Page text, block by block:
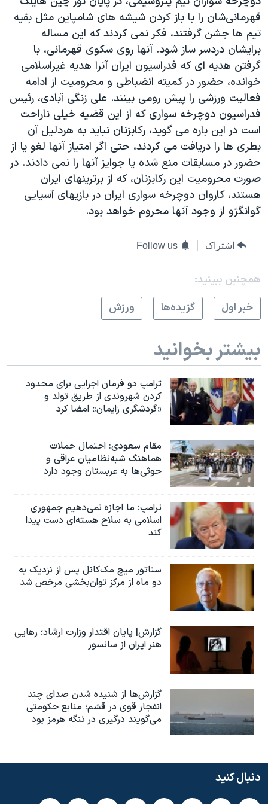
فرهنگ و زندگی
حقوق شهروندی
اقتصادی
علم و فناوری
اسرائیل در جنگ
گالری عکس
آرشیو پخش زنده
مستندها
انتخابات ریاست جمهوری آمریکا ۲۰۲۴
حمله جمهوری اسلامی به اسرائیل
رمز مهسا
ورزش زنان در ایران
اعتراضات زن، زندگی، آزادی
مجموعه مستندهای دادخواهی
تریبونال مردمی آبان ۹۸
دادگاه حمید نوری
چهل سال گروگان‌گیری
اعتراضات مردمی آبان ۹۸
همایش محافظه‌کاران آمریکا «سی‌پک»
سفر پرزیدنت ترامپ به چین
دنبال کنید
زبانهای مختلف
قهرمانی‌شان را با باز کردن شیشه های شامپاین مثل بقیه
تیم ها جشن گرفتند، فکر نمی کردند که این مساله
برایشان دردسر ساز شود. آنها روی سکوی قهرمانی، با
گرفتن هدیه ای که فدراسیون ایران آنرا هدیه غیراسلامی
خوانده، حضور در کمیته انضباطی و محرومیت از ادامه
فعالیت ورزشی را پیش رومی بینند. علی زنگی آبادی، رئیس
فدراسیون دوچرخه سواری که از این قضیه خیلی ناراحت
است در این باره می گوید، رکابزنان نباید به هردلیل آن
بطری ها را دریافت می کردند، حتی اگر امتیاز آنها لغو یا از
حضور در مسابقات منع شده یا جوایز آنها را نمی دادند. در
صورت محرومیت این رکابزنان، که از برترینهای ایران
هستند، کاروان دوچرخه سواری ایران در بازیهای آسیایی
گوانگژو از وجود آنها محروم خواهد بود.
اشتراک Follow us
همچنبن ببینید:
خبر اول
گزيده‌ها ورزش
بیشتر بخوانید
ترامپ دو فرمان اجرایی برای محدود
کردن شهروندی از طریق تولد و
«گردشگری زایمان» امضا کرد
مقام سعودی: احتمال حملات
هماهنگ شبه‌نظامیان عراقی و
حوثی‌ها به عربستان وجود دارد
ترامپ: ما اجازه نمی‌دهیم جمهوری
اسلامی به سلاح هسته‌ای دست پیدا
کند
سناتور میچ مک‌کانل پس از نزدیک به
دو ماه از مرکز توان‌بخشی مرخص شد
گزارش| پایان اقتدار وزارت ارشاد؛ رهایی
هنر ایران از سانسور
گزارش‌ها از شنیده شدن صدای چند
انفجار قوی در قشم؛ منابع حکومتی
می‌گویند درگیری در تنگه هرمز بود
دنبال کنید